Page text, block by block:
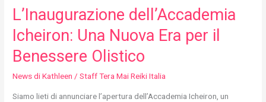
L’Inaugurazione dell’Accademia
Icheiron: Una Nuova Era per il
Benessere Olistico
News di Kathleen /Staff Tera Mai Reiki Italia
Siamo lieti di annunciare l’apertura dell’Accademia Icheiron, un